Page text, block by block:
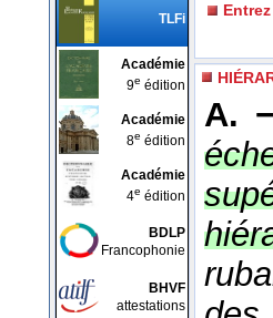
TLFi
Académie
9e édition
Académie
8e édition
Académie
4e édition
BDLP
Francophonie
BHVF
attestations
A. −